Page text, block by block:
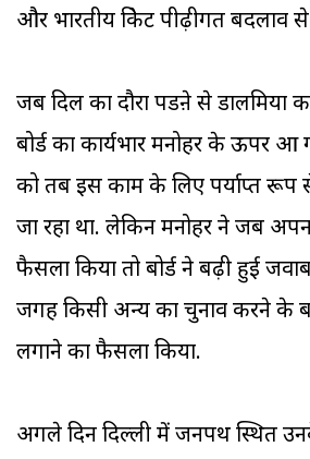
और भारतीय क्रिकेट पीढ़ीगत बदलाव
जब दिल का दौरा पडऩे से डालमिया
बोर्ड का कार्यभार मनोहर के ऊपर आ
को तब इस काम के लिए पर्याप्त रूप
जा रहा था. लेकिन मनोहर ने जब
फैसला किया तो बोर्ड ने बढ़ी हुई
जगह किसी अन्य का चुनाव करने के
लगाने का फैसला किया.
अगले दिन दिल्ली में जनपथ स्थित